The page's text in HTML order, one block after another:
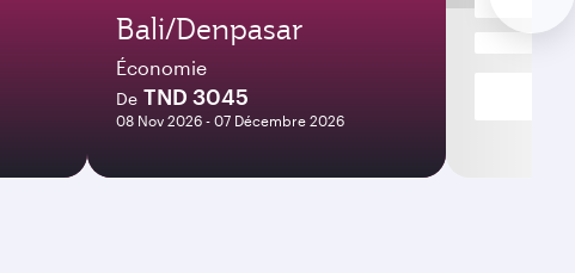
Bali/Denpasar
Économie
De TND 3045
08 Nov 2026 - 07 Décembre 2026